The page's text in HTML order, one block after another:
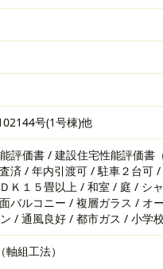
号(1号棟)他
評価書 / 建設住宅性能評価書
済 / 年内引渡可 / 駐車２台可
Ｋ１５畳以上 / 和室 / 庭 / シ
バルコニー / 複層ガラス / オ
/ 通風良好 / 都市ガス / 小学
組工法）